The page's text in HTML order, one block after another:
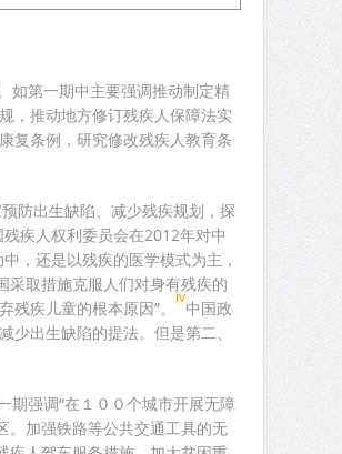
如第一期中主要强调推动制定精
，推动地方修订残疾人保障法实
复条例，研究修改残疾人教育条
防出生缺陷、减少残疾规划，探
疾人权利委员会在2012年对中
，还是以残疾的医学模式为主，
采取措施克服人们对身有残疾的
疾儿童的根本原因”。
iv
中国政
出生缺陷的提法。但是第二、
期强调“在１００个城市开展无障
。加强铁路等公共交通工具的无